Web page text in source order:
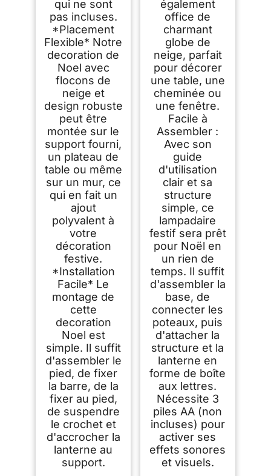
qui ne sont
pas incluses.
*Placement
Flexible* Notre
decoration de
Noel avec
flocons de
neige et
design robuste
peut être
montée sur le
support fourni,
un plateau de
table ou même
sur un mur, ce
qui en fait un
ajout
polyvalent à
votre
décoration
festive.
*Installation
Facile* Le
montage de
cette
decoration
Noel est
simple. Il suffit
d'assembler le
pied, de fixer
la barre, de la
fixer au pied,
de suspendre
le crochet et
d'accrocher la
lanterne au
support.
également
office de
charmant
globe de
neige, parfait
pour décorer
une table, une
cheminée ou
une fenêtre.
Facile à
Assembler :
Avec son
guide
d'utilisation
clair et sa
structure
simple, ce
lampadaire
festif sera prêt
pour Noël en
un rien de
temps. Il suffit
d'assembler la
base, de
connecter les
poteaux, puis
d'attacher la
structure et la
lanterne en
forme de boîte
aux lettres.
Nécessite 3
piles AA (non
incluses) pour
activer ses
effets sonores
et visuels.